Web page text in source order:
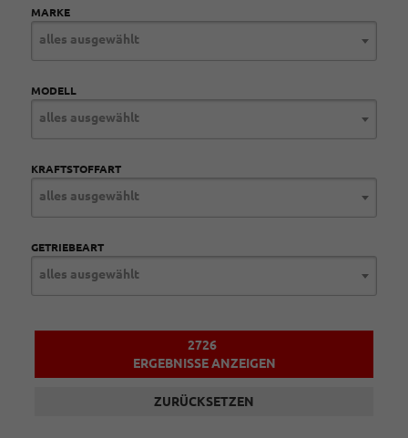
MARKE
alles ausgewählt
MODELL
alles ausgewählt
KRAFTSTOFFART
alles ausgewählt
GETRIEBEART
alles ausgewählt
2726
ERGEBNISSE ANZEIGEN
ZURÜCKSETZEN